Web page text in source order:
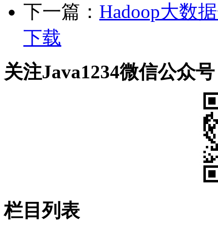
下一篇： Hadoop大数
下载
关注Java1234微信公众号
栏目列表